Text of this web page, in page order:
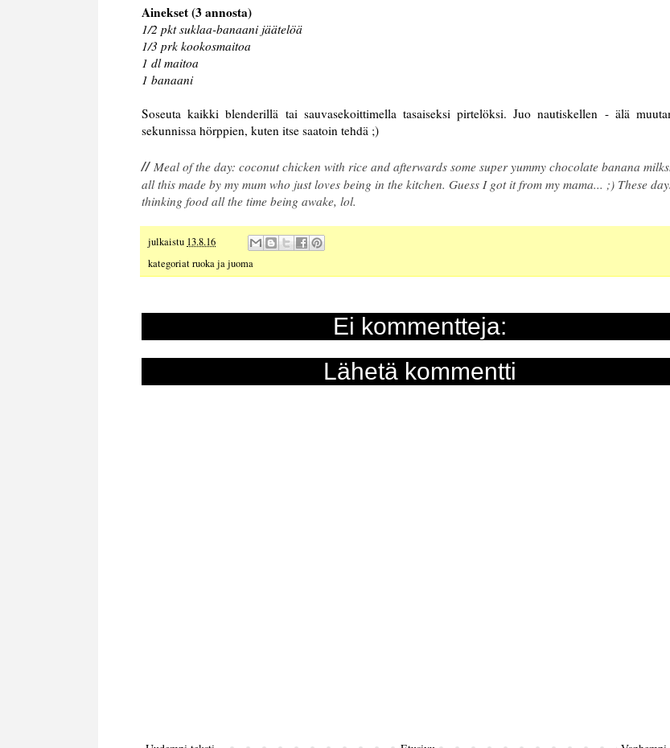
Ainekset (3 annosta)
1/2 pkt suklaa-banaani jäätelöä
1/3 prk kookosmaitoa
1 dl maitoa
1 banaani
Soseuta kaikki blenderillä tai sauvasekoittimella tasaiseksi pirtelöksi. Juo nautiskellen - älä
sekunnissa hörppien, kuten itse saatoin tehdä ;)
// Meal of the day: coconut chicken with rice and afterwards some super yummy chocolate banana
all this made by my mum who just loves being in the kitchen. Guess I got it from my mama... ;) These
thinking food all the time being awake, lol.
julkaistu 13.8.16
kategoriatruoka ja juoma
Ei kommentteja:
Lähetä kommentti